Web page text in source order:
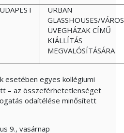
URBAN
GLASSHOUSES/
ÜVEGHÁZAK CÍMŰ
KIÁLLÍTÁS
MEGVALÓSÍTÁSÁRA
esetében egyes kollégiumi
– az összeférhetetlenséget
odaítélése minősített
9., vasárnap